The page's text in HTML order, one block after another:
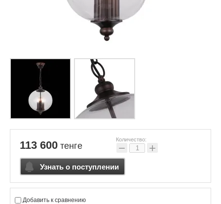
113 600 тенге
Количество:
− +
Узнать о поступлении
Добавить к сравнению